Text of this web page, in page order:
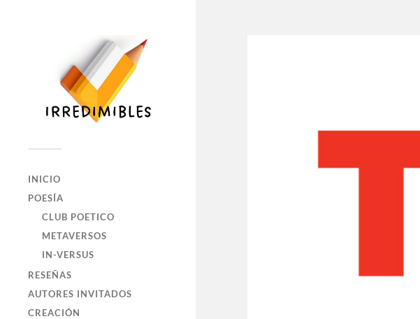
INICIO
POESÍA
CLUB POETICO
METAVERSOS
IN-VERSUS
RESEÑAS
AUTORES INVITADOS
CREACIÓN